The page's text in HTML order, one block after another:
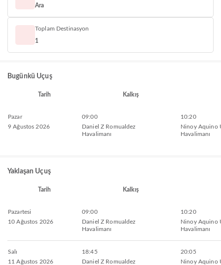
Ara
Toplam Destinasyon
1
Bugünkü Uçuş
Tarih Kalkış
Pazar
9 Ağustos 2026
09:00
Daniel Z Romualdez
Havalimanı
10:20
Ninoy Aquino
Havalimanı
Yaklaşan Uçuş
Tarih Kalkış
Pazartesi
10 Ağustos 2026
09:00
Daniel Z Romualdez
Havalimanı
10:20
Ninoy Aquino
Havalimanı
Salı
11 Ağustos 2026
18:45
Daniel Z Romualdez
20:05
Ninoy Aquino